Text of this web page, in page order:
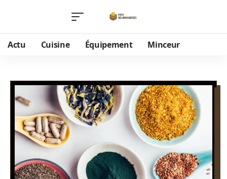
Actu Cuisine Équipement Minceur